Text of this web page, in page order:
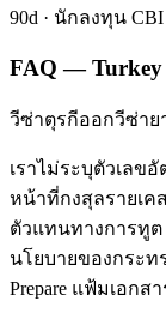
90d · นักลงทุน CBI
FAQ — Turkey
วีซ่าตุรกีออกวีซ่าย
เราไม่ระบุตัวเลข
หน้าที่กงสุลรายเค
ตัวแทนทางการทูต
นโยบายของกระท
Prepare แฟ้มเอกส